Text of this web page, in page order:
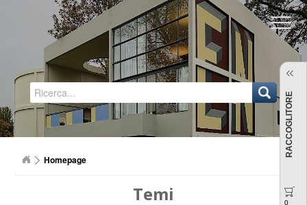
Regione Emilia-Romagna
Homepage
Temi
RACCOGLITORE
0